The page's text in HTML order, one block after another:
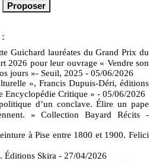
:
Guichard lauréates du Grand Prix du
2026 pour leur ouvrage « Vendre son
jours »- Seuil, 2025 - 05/06/2026
», Francis Dupuis-Déri, éditions
Encyclopédie Critique » - 05/06/2026
d’un conclave. Élire un pape
» Collection Bayard Récits
-
à Pise entre 1800 et 1900. Felici
Éditions Skira - 27/04/2026